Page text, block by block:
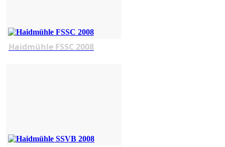
Haidmühle FSSC 2008